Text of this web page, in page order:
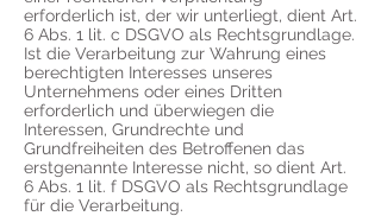
erforderlich ist, der wir unterliegt, dient Art.
6 Abs. 1 lit. c DSGVO als Rechtsgrundlage.
Ist die Verarbeitung zur Wahrung eines
berechtigten Interesses unseres
Unternehmens oder eines Dritten
erforderlich und überwiegen die
Interessen, Grundrechte und
Grundfreiheiten des Betroffenen das
erstgenannte Interesse nicht, so dient Art.
6 Abs. 1 lit. f DSGVO als Rechtsgrundlage
für die Verarbeitung.